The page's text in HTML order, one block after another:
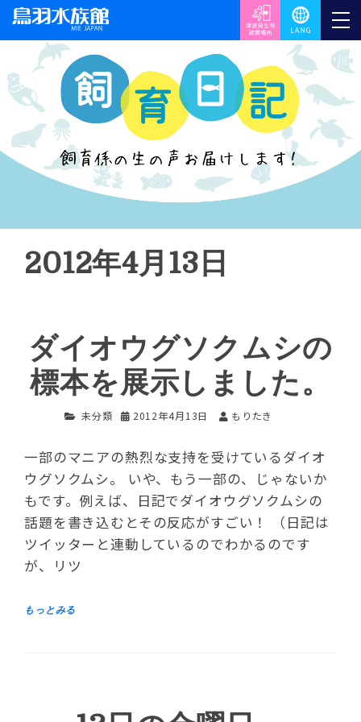
2012年4月13日
ダイオウグソクムシの
標本を展示しました。
未分類 2012年4月13日 もりたき
一部のマニアの熱烈な支持を受けているダイオ
ウグソクムシ。 いや、もう一部の、じゃないか
もです。例えば、日記でダイオウグソクムシの
話題を書き込むとその反応がすごい！ （日記は
ツイッターと連動しているのでわかるのです
が、リツ